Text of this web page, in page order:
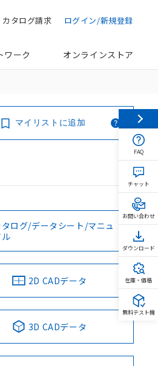
ログイン/新規登録
カタログ請求
ワーク オンラインストア
マイリストに追加
タログ/データシート/マニュ
2D CADデータ
3D CADデータ
FAQ
チャット
お問い合わせ
ダウンロード
在庫・価格
無料テスト機